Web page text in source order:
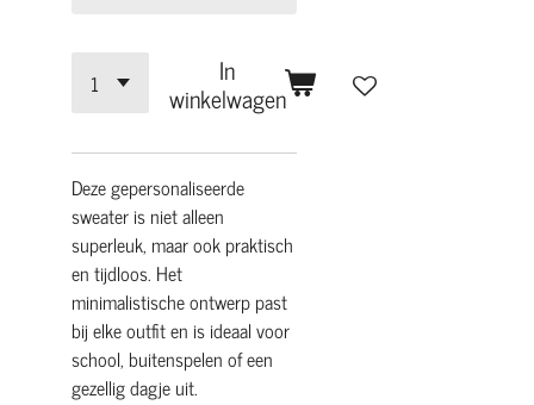
In
winkelwagen
Deze gepersonaliseerde
sweater is niet alleen
superleuk, maar ook praktisch
en tijdloos. Het
minimalistische ontwerp past
bij elke outfit en is ideaal voor
school, buitenspelen of een
gezellig dagje uit.